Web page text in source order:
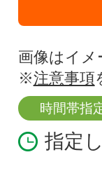
画像はイメ
※注意事項
時間帯指
指定